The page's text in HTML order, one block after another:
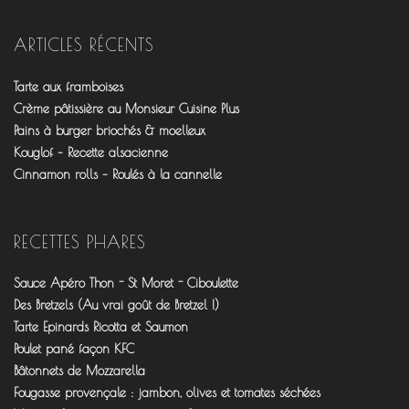
fourchettesflo
sur
@fourchettesflo
sur
fleurjeanne
sur
ARTICLES RÉCENTS
Tarte aux framboises
Crème pâtissière au Monsieur Cuisine Plus
Pains à burger briochés & moelleux
Kouglof – Recette alsacienne
Cinnamon rolls – Roulés à la cannelle
RECETTES PHARES
Sauce Apéro Thon - St Moret - Ciboulette
Des Bretzels (Au vrai goût de Bretzel !)
Tarte Epinards Ricotta et Saumon
Poulet pané façon KFC
Bâtonnets de Mozzarella
Fougasse provençale : jambon, olives et tomates séchées